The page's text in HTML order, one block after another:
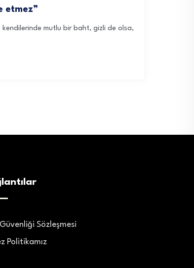
etmez”
kendilerinde mutlu bir baht, gizli de olsa,
Sözleşmesi
Politikamız